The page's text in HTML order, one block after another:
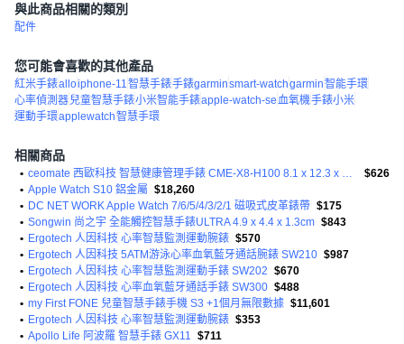
與此商品相關的類別
配件
您可能會喜歡的其他產品
紅米手錶alloiphone-11 智慧手錶手錶garminsmart-watchgarmin智能手環
心率偵測器 兒童智慧手錶小米智能手錶apple-watch-se 血氧機手錶小米
運動手環applewatch智慧手環
相關商品
•
$626
• Apple Watch S10 鋁金屬 $18,260
• DC NET WORK Apple Watch 7/6/5/4/3/2/1 磁吸式皮革錶帶 $175
• Songwin 尚之宇 全能觸控智慧手錶ULTRA 4.9 x 4.4 x 1.3cm $843
• Ergotech 人因科技 心率智慧監測運動腕錶 $570
• Ergotech 人因科技 5ATM游泳心率血氧藍牙通話腕錶 SW210 $987
• Ergotech 人因科技 心率智慧監測運動手錶 SW202 $670
• Ergotech 人因科技 心率血氧藍牙通話手錶 SW300 $488
• my First FONE 兒童智慧手錶手機 S3 +1個月無限數據 $11,601
• Ergotech 人因科技 心率智慧監測運動腕錶 $353
• Apollo Life 阿波羅 智慧手錶 GX11
$711